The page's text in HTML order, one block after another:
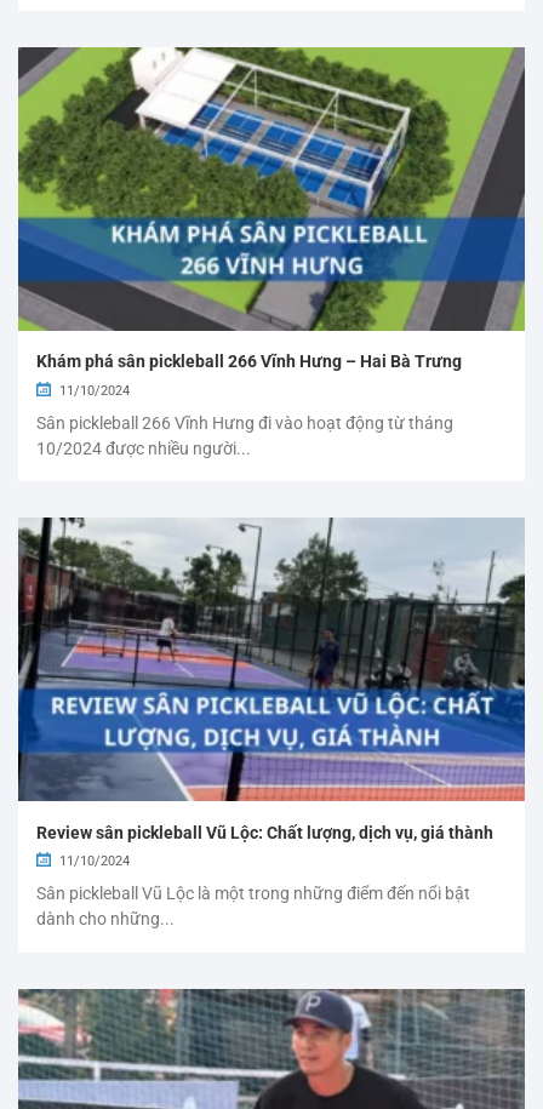
Khám phá sân pickleball 266 Vĩnh Hưng – Hai Bà Trưng
11/10/2024
Sân pickleball 266 Vĩnh Hưng đi vào hoạt động từ tháng
10/2024 được nhiều người...
Review sân pickleball Vũ Lộc: Chất lượng, dịch vụ, giá thành
11/10/2024
Sân pickleball Vũ Lộc là một trong những điểm đến nổi bật
dành cho những...